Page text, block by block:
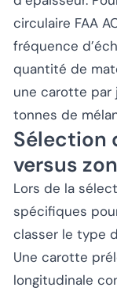
circulaire FAA
fréquence
quantité de
une carotte
tonnes de
Sélection
versus
Lors de la
spécifiques
classer le type
Une carotte
longitudinale